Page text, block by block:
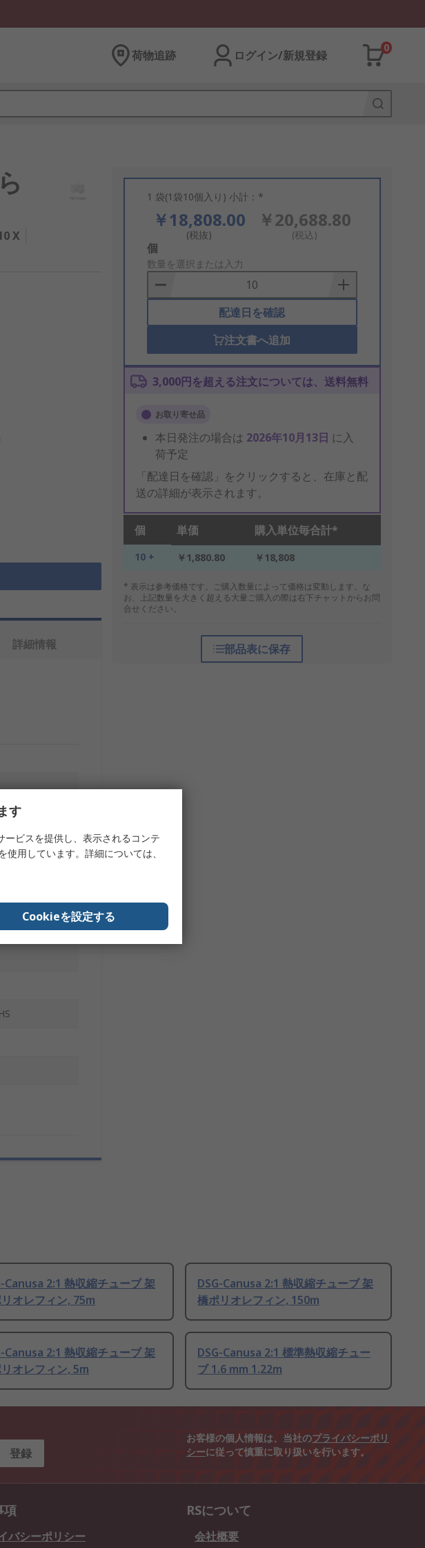
荷物追跡 ログイン/新規登録
0
X
1 袋(1袋10個入り) 小計：*
￥18,808.00
(税抜)
￥20,688.80
(税込)
Add
to
Basket
個
数量を選択または入力
配達日を確認
注文書へ追加
3,000円を超える注文については、送料無料
お取り寄せ品
本日発注の場合は 2026年10月13日 に入
荷予定
「配達日を確認」をクリックすると、在庫と配
送の詳細が表示されます。
個 単価 購入単位毎合計*
10 + ￥1,880.80 ￥18,808
* 表示は参考価格です。ご購入数量によって価格は変動します。な
お、上記数量を大きく超える大量ご購入の際は右下チャットからお問
合せください。
部品表に保存
詳細情報
Canusa 2:1 熱収縮チューブ 架
オレフィン, 75m
DSG-Canusa 2:1 熱収縮チューブ 架
橋ポリオレフィン, 150m
Canusa 2:1 熱収縮チューブ 架
オレフィン, 5m
DSG-Canusa 2:1 標準熱収縮チュー
ブ 1.6 mm 1.22m
登録
お客様の個人情報は、当社のプライバシーポリ
シーに従って慎重に取り扱いを行います。
項
バシーポリシー
RSについて
会社概要
す
ビスを提供し、表示されるコンテ
用しています。詳細については、
Cookieを設定する